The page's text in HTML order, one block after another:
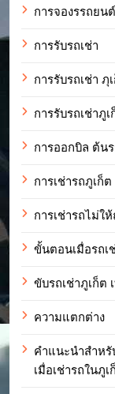
การจองรรถยน
การรับรถเช่า
การรับรถเช่า ภุ
การรับรถเช่าภูเ
การออกบิล ต้น
การเช่ารถภูเก็ต
การเช่ารถไม่ใ
ขั้นตอนเมื่อรถเ
ขับรถเช่าภูเก็ต
ความแตกต่าง
คำแนะนำสำห
เมื่อเช่ารถในภูเ